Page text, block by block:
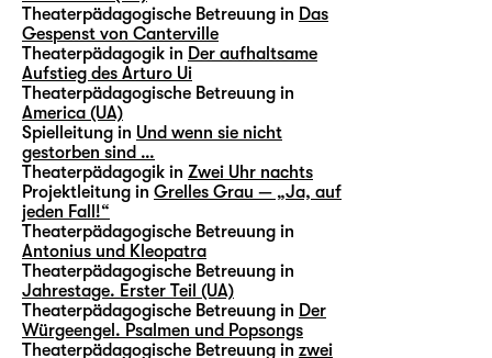
Theaterpädagogische Betreuung in Das
Gespenst von Canterville
Theaterpädagogik in Der aufhaltsame
Aufstieg des Arturo Ui
Theaterpädagogische Betreuung in
America (UA)
Spielleitung in Und wenn sie nicht
gestorben sind …
Theaterpädagogik in Zwei Uhr nachts
Projektleitung in Grelles Grau — „Ja, auf
jeden Fall!“
Theaterpädagogische Betreuung in
Antonius und Kleopatra
Theaterpädagogische Betreuung in
Jahrestage. Erster Teil (UA)
Theaterpädagogische Betreuung in Der
Würgeengel. Psalmen und Popsongs
Theaterpädagogische Betreuung in zwei